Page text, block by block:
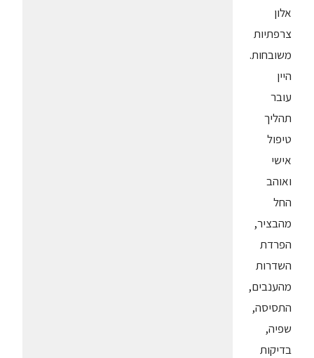
אלון
צרפתיות
משובחות.
היין
עובר
תהליך
טיפול
אישי
ואוהב
החל
מהבציר,
הפרדת
השדרות
מהענבים,
התסיסה,
שפיה,
בדיקות